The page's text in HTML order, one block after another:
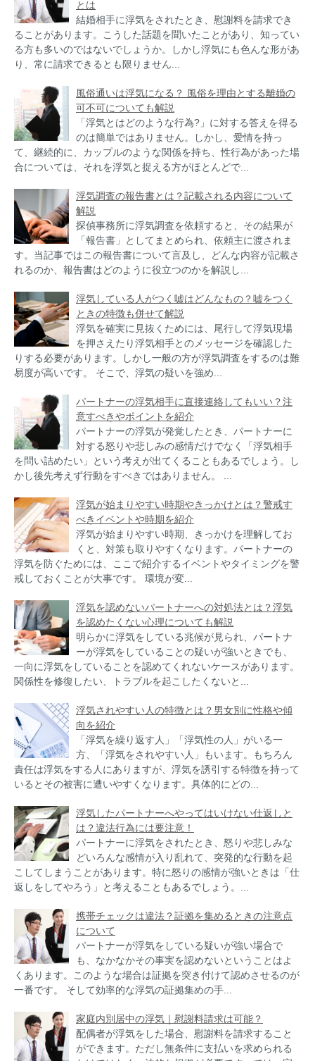
とは
結婚相手に浮気をされたとき、慰謝料を請求でき
ることがあります。こうした話題を聞いたことがあり、知ってい
る方も多いのではないでしょうか。しかし浮気にも色んな形があ
り、常に請求できるとも限りません...
風俗通いは浮気になる？ 風俗を理由とする離婚の
可不可についても解説
「浮気とはどのような行為?」に対する答えを得る
のは簡単ではありません。しかし、愛情を持っ
て、継続的に、カップルのような関係を持ち、性行為があった場
合については、それを浮気と捉える方がほとんどで...
浮気調査の報告書とは？記載される内容について
解説
探偵事務所に浮気調査を依頼すると、その結果が
「報告書」としてまとめられ、依頼主に渡されま
す。当記事ではこの報告書について言及し、どんな内容が記載さ
れるのか、報告書はどのように役立つのかを解説し...
浮気している人がつく嘘はどんなもの？嘘をつく
ときの特徴も併せて解説
浮気を確実に見抜くためには、尾行して浮気現場
を押さえたり浮気相手とのメッセージを確認した
りする必要があります。しかし一般の方が浮気調査をするのは難
易度が高いです。 そこで、浮気の疑いを強め...
パートナーの浮気相手に直接連絡してもいい？注
意すべきやポイントを紹介
パートナーの浮気が発覚したとき、パートナーに
対する怒りや悲しみの感情だけでなく「浮気相手
を問い詰めたい」という考えが出てくることもあるでしょう。し
かし後先考えず行動をすべきではありません。 ...
浮気が始まりやすい時期やきっかけとは？警戒す
べきイベントや時期を紹介
浮気が始まりやすい時期、きっかけを理解してお
くと、対策も取りやすくなります。パートナーの
浮気を防ぐためには、ここで紹介するイベントやタイミングを警
戒しておくことが大事です。 環境が変...
浮気を認めないパートナーへの対処法とは？浮気
を認めたくない心理についても解説
明らかに浮気をしている兆候が見られ、パートナ
ーが浮気をしていることの疑いが強いときでも、
一向に浮気をしていることを認めてくれないケースがあります。
関係性を修復したい、トラブルを起こしたくないと...
浮気されやすい人の特徴とは？男女別に性格や傾
向を紹介
「浮気を繰り返す人」「浮気性の人」がいる一
方、「浮気をされやすい人」もいます。もちろん
責任は浮気をする人にありますが、浮気を誘引する特徴を持って
いるとその被害に遭いやすくなります。具体的にどの...
浮気したパートナーへやってはいけない仕返しと
は？違法行為には要注意！
パートナーに浮気をされたとき、怒りや悲しみな
どいろんな感情が入り乱れて、突発的な行動を起
こしてしまうことがあります。特に怒りの感情が強いときは「仕
返しをしてやろう」と考えることもあるでしょう。...
携帯チェックは違法？証拠を集めるときの注意点
について
パートナーが浮気をしている疑いが強い場合で
も、なかなかその事実を認めないということはよ
くあります。このような場合は証拠を突き付けて認めさせるのが
一番です。 そして効率的な浮気の証拠集めの手...
家庭内別居中の浮気｜慰謝料請求は可能？
配偶者が浮気をした場合、慰謝料を請求すること
ができます。ただし無条件に支払いを求められる